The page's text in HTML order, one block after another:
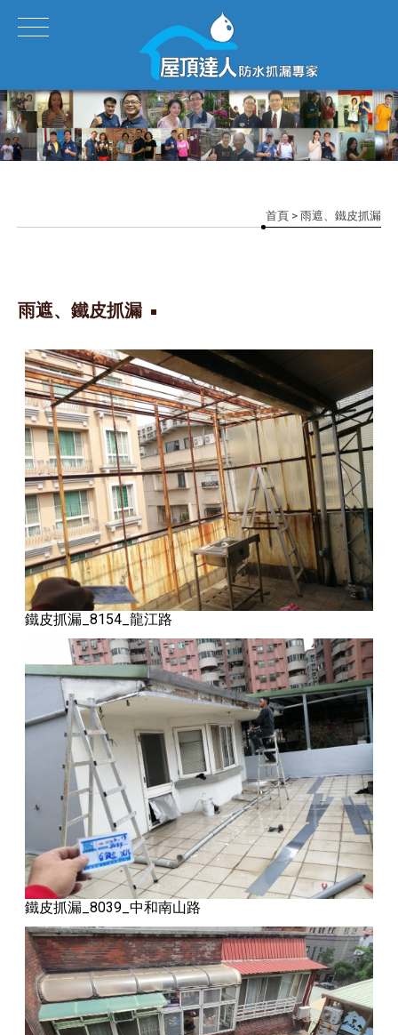
首頁 > 雨遮、鐵皮抓漏
雨遮、鐵皮抓漏
鐵皮抓漏_8154_龍江路
鐵皮抓漏_8039_中和南山路